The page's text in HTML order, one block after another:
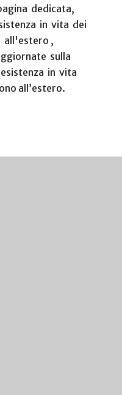
dedicata,
in vita dei
all'estero ,
sulla
in vita
all’estero.